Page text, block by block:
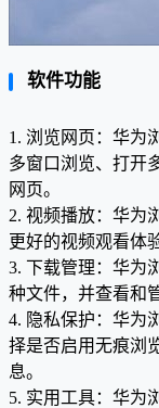
软件功能
1. 浏览网页：华为
多窗口浏览、打开
网页。
2. 视频播放：华为
更好的视频观看体
3. 下载管理：华为
种文件，并查看和
4. 隐私保护：华为
择是否启用无痕浏
息。
5. 实用工具：华为